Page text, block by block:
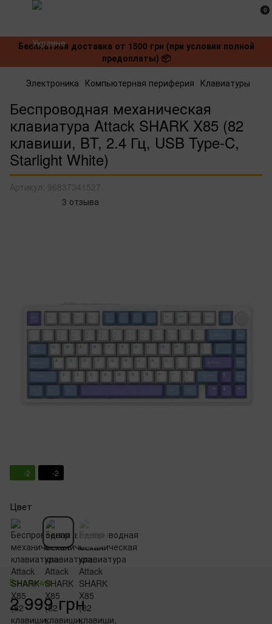
0
Бесплатная доставка от 1500 грн (при условии полной
предоплаты) 📦
Электроника Компьютерная периферия Клавиатуры
Беспроводная механическая
клавиатура Attack SHARK X85 (82
клавиши, BT, 2.4 Гц, USB Type-C,
Starlight White)
Артикул: 96837341527
3 отзыва
-2 -2
Цвет
В наличии
2 999 грн